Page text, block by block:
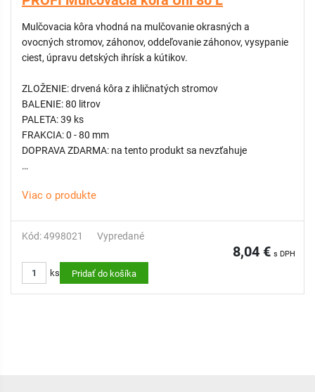
Mulčovacia kôra vhodná na mulčovanie okrasných a
ovocných stromov, záhonov, oddeľovanie záhonov, vysypanie
ciest, úpravu detských ihrísk a kútikov.
ZLOŽENIE: drvená kôra z ihličnatých stromov
BALENIE: 80 litrov
PALETA: 39 ks
FRAKCIA: 0 - 80 mm
DOPRAVA ZDARMA: na tento produkt sa nevzťahuje
Tieto produkty sa osvedčili ako podkladový doplnok pri
pomocníkov pri ochrane pôdy, rastlín aj trávnikov. Pomáhajú
regulovať burinu, zadržiavať vlhkosť a podporujú zdravý rast
vegetácie.
Viac o produkte
Kód: 4998021 Vypredané
8,04 € s DPH
ks Pridať do košíka